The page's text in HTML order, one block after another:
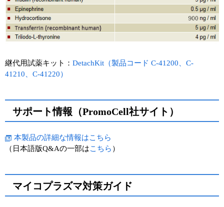
継代用試薬キット： DetachKit（製品コード C-41200、C-
41210、C-41220）
サポート情報（PromoCell社サイト）
本製品の詳細な情報はこちら
（日本語版Q&Aの一部はこちら ）
マイコプラズマ対策ガイド